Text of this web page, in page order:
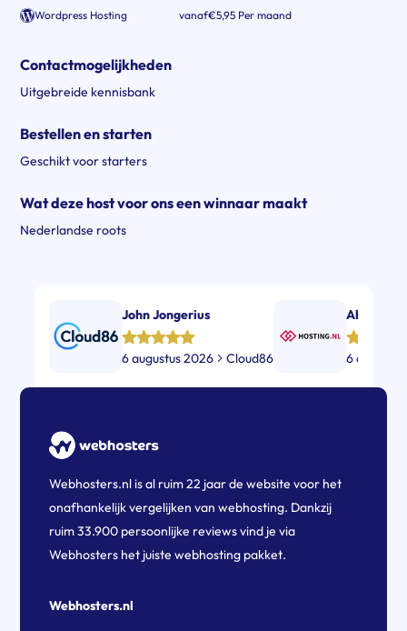
Wordpress Hosting vanaf€5,95 Per maand
Contactmogelijkheden
Uitgebreide kennisbank
Bestellen en starten
Geschikt voor starters
Wat deze host voor ons een winnaar maakt
Nederlandse roots
John Jongerius
6 augustus 2026 Cloud86
Ab Tamis
6
Webhosters.nl is al ruim 22 jaar de website voor het
onafhankelijk vergelijken van webhosting. Dankzij
ruim 33.900 persoonlijke reviews vind je via
Webhosters het juiste webhosting pakket.
Webhosters.nl